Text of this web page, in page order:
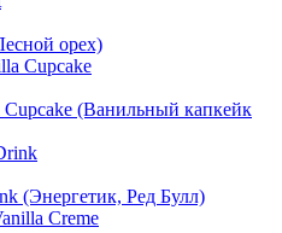
орех)
(Ванильный капкейк
(Энергетик, Ред Булл)